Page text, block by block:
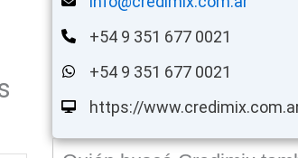
+54 9 351 677 0021
+54 9 351 677 0021
https://